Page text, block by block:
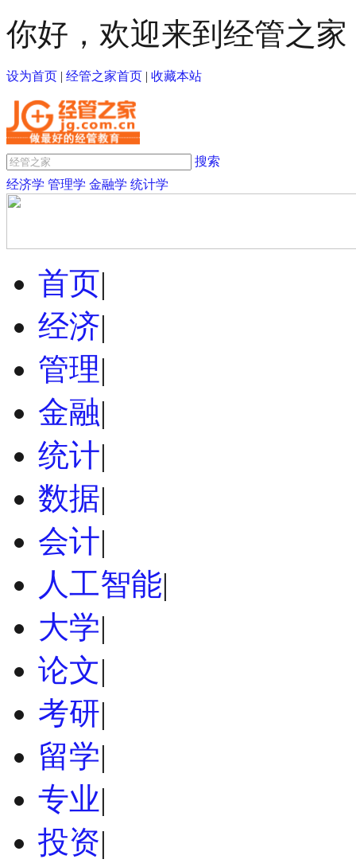
你好，欢迎来到经管之家
设为首页 | 经管之家首页 | 收藏本站
搜索
经济学 管理学 金融学 统计学
首页|
经济|
管理|
金融|
统计|
数据|
会计|
人工智能|
大学|
论文|
考研|
留学|
专业|
投资|